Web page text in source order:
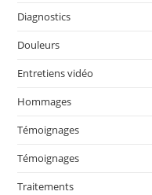
o
k
Diagnostics
Douleurs
Entretiens vidéo
Hommages
Témoignages
Témoignages
Traitements